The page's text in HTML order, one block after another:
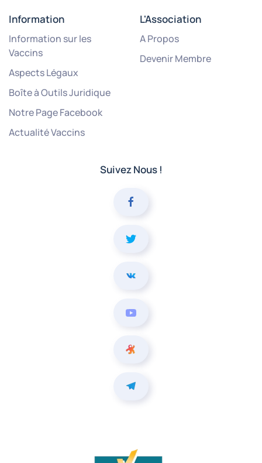
Information
Information sur les
Vaccins
Aspects Légaux
Boîte à Outils Juridique
Notre Page Facebook
Actualité Vaccins
L'Association
A Propos
Devenir Membre
Suivez Nous !